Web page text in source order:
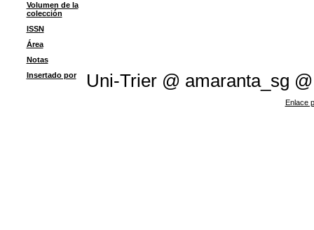
Volumen de la
colección
ISSN
Área
Notas
Insertado por
Uni-Trier @ amaranta_sg @
Enlace